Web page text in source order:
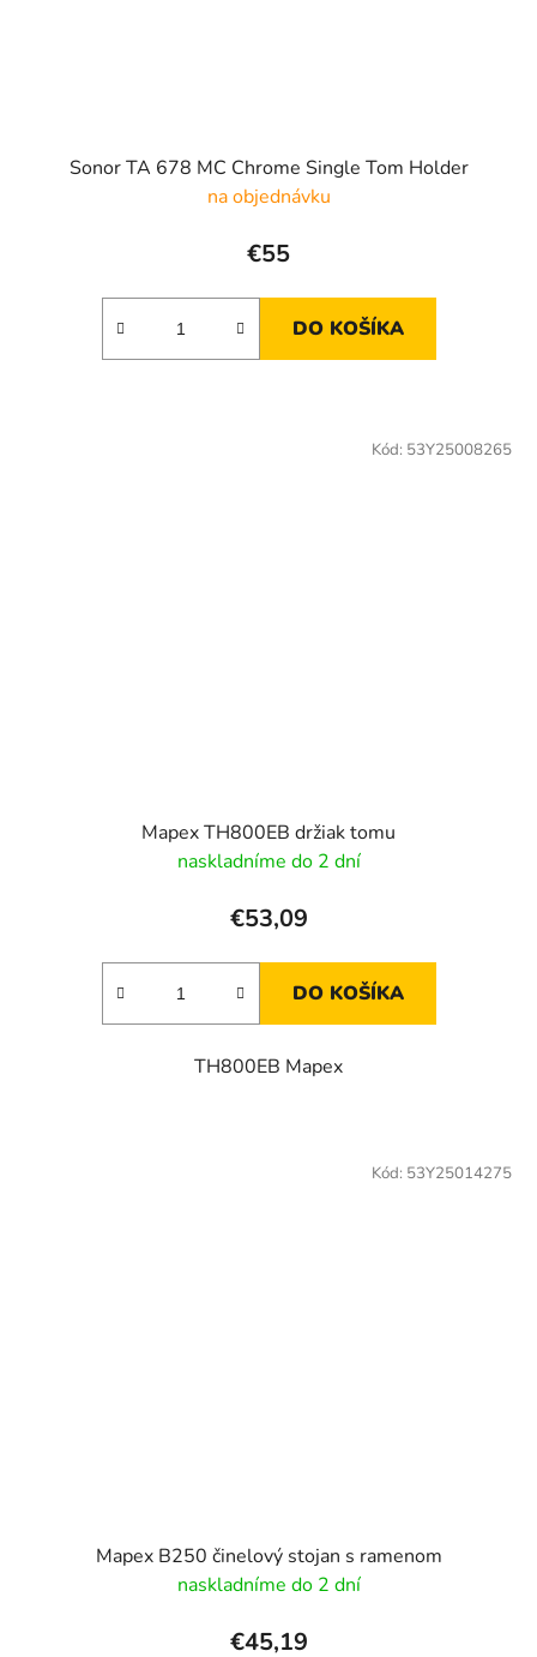
Sonor TA 678 MC Chrome Single Tom Holder
na objednávku
€55
DO KOŠÍKA
Mapex TH800EB držiak tomu
naskladníme do 2 dní
€53,09
DO KOŠÍKA
TH800EB Mapex
Kód: 53Y25008265
Mapex B250 činelový stojan s ramenom
naskladníme do 2 dní
€45,19
Kód: 53Y25014275